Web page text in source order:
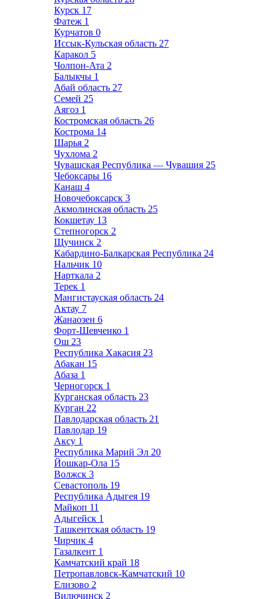
Курск 17
Фатеж 1
Курчатов 0
Иссык-Кульская область 27
Каракол 5
Чолпон-Ата 2
Балыкчы 1
Абай область 27
Семей 25
Аягоз 1
Костромская область 26
Кострома 14
Шарья 2
Чухлома 2
Чувашская Республика — Чувашия 25
Чебоксары 16
Канаш 4
Новочебоксарск 3
Акмолинская область 25
Кокшетау 13
Степногорск 2
Щучинск 2
Кабардино-Балкарская Республика 24
Нальчик 10
Нарткала 2
Терек 1
Мангистауская область 24
Актау 7
Жанаозен 6
Форт-Шевченко 1
Ош 23
Республика Хакасия 23
Абакан 15
Абаза 1
Черногорск 1
Курганская область 23
Курган 22
Павлодарская область 21
Павлодар 19
Аксу 1
Республика Марий Эл 20
Йошкар-Ола 15
Волжск 3
Севастополь 19
Республика Адыгея 19
Майкоп 11
Адыгейск 1
Ташкентская область 19
Чирчик 4
Газалкент 1
Камчатский край 18
Петропавловск-Камчатский 10
Елизово 2
Вилючинск 2